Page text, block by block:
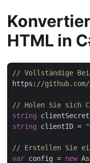
HTML in
// Vollständige
https: //github.com/
// Holen Sie sich
string
string clientID =
// Erstellen Sie
var config = new